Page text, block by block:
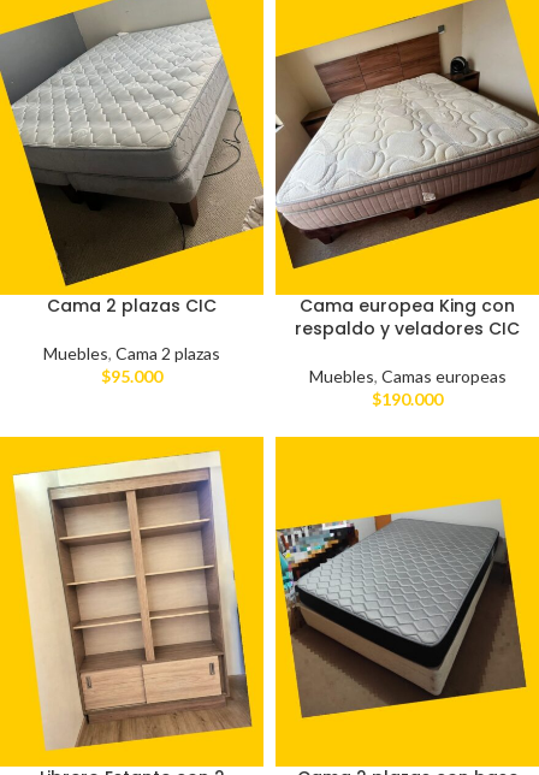
Cama 2 plazas CIC
Muebles, Cama 2 plazas
$95.000
Cama europea King con
respaldo y veladores CIC
Muebles, Camas europeas
$190.000